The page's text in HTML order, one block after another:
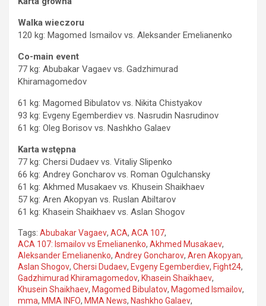
Walka wieczoru
120 kg: Magomed Ismailov vs. Aleksander Emelianenko
Co-main event
77 kg: Abubakar Vagaev vs. Gadzhimurad
Khiramagomedov
61 kg: Magomed Bibulatov vs. Nikita Chistyakov
93 kg: Evgeny Egemberdiev vs. Nasrudin Nasrudinov
61 kg: Oleg Borisov vs. Nashkho Galaev
Karta wstępna
77 kg: Chersi Dudaev vs. Vitaliy Slipenko
66 kg: Andrey Goncharov vs. Roman Ogulchansky
61 kg: Akhmed Musakaev vs. Khusein Shaikhaev
57 kg: Aren Akopyan vs. Ruslan Abiltarov
61 kg: Khasein Shaikhaev vs. Aslan Shogov
Tags: Abubakar Vagaev, ACA, ACA 107,
ACA 107: Ismailov vs Emelianenko, Akhmed Musakaev,
Aleksander Emelianenko, Andrey Goncharov, Aren Akopyan,
Aslan Shogov, Chersi Dudaev, Evgeny Egemberdiev, Fight24,
Gadzhimurad Khiramagomedov, Khasein Shaikhaev,
Khusein Shaikhaev, Magomed Bibulatov, Magomed Ismailov,
mma, MMA INFO, MMA News, Nashkho Galaev,